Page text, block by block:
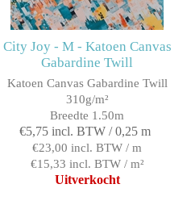
City Joy - M - Katoen Canvas
Gabardine Twill
Katoen Canvas Gabardine Twill
310g/m²
Breedte 1.50m
€5,75 incl. BTW / 0,25 m
€23,00 incl. BTW / m
€15,33 incl. BTW / m²
Uitverkocht